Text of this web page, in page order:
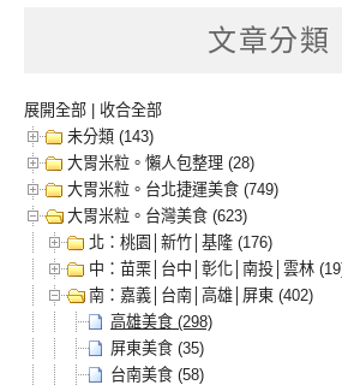
文章分類
展開全部
收合全部
未分類 (143)
大胃米粒。懶人包整理 (28)
大胃米粒。台北捷運美食 (749)
大胃米粒。台灣美食 (623)
北：桃園│新竹│基隆 (176)
中：苗栗│台中│彰化│南投│雲林
南：嘉義│台南│高雄│屏東 (402)
高雄美食 (298)
屏東美食 (35)
台南美食 (58)